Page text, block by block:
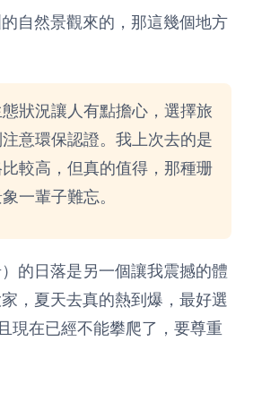
自然景觀來的，那這幾個地方
狀況讓人有點擔心，選擇旅
意環保認證。我上次去的是
較高，但真的值得，那種珊
一輩子難忘。
的日落是另一個讓我震撼的體
，夏天去真的熱到爆，最好選
現在已經不能攀爬了，要尊重